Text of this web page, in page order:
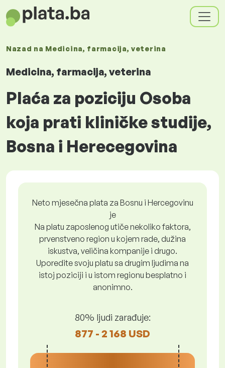
Nazad na Medicina, farmacija, veterina
Medicina, farmacija, veterina
Plaća za poziciju Osoba
koja prati kliničke studije,
Bosna i Herecegovina
Neto mjesečna plata za Bosnu i Hercegovinu
je
Na platu zaposlenog utiče nekoliko faktora,
prvenstveno region u kojem rade, dužina
iskustva, veličina kompanije i drugo.
Uporedite svoju platu sa drugim ljudima na
istoj poziciji i u istom regionu besplatno i
anonimno.
80% ljudi zarađuje:
877 - 2 168 USD